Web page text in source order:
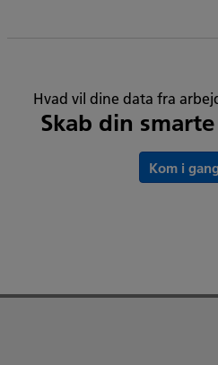
Hvad vil dine data fra
Skab din
Kom i